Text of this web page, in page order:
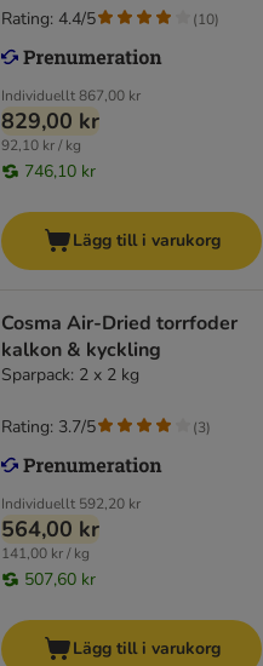
Individuellt867,00 kr
829,00 kr
92,10 kr / kg
746,10 kr
Rating: 4.4/5 (10)
Lägg till i varukorg
Cosma Air-Dried torrfoder
kalkon & kyckling
Sparpack: 2 x 2 kg
Individuellt 592,20 kr
564,00 kr
141,00 kr / kg
507,60 kr
Rating: 3.7/5 (3)
Lägg till i varukorg